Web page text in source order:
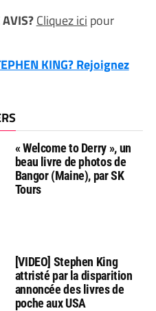
Cliquez ici pour
KING? Rejoignez
« Welcome to Derry », un
beau livre de photos de
Bangor (Maine), par SK
Tours
[VIDEO] Stephen King
attristé par la disparition
annoncée des livres de
poche aux USA